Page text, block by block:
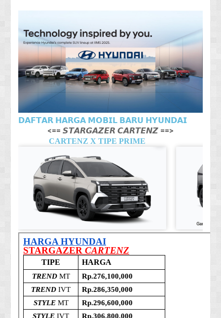
𝗗𝗔𝗙𝗧𝗔𝗥 𝗛𝗔𝗥𝗚𝗔 𝗠𝗢𝗕𝗜𝗟 𝗕𝗔𝗥𝗨 𝗛𝗬𝗨𝗡𝗗𝗔𝗜
<== 𝙎𝙏𝘼𝙍𝙂𝘼𝙕𝙀𝙍 𝘾𝘼𝙍𝙏𝙀𝙉𝙕 ==>
CARTENZ X TIPE PRIME